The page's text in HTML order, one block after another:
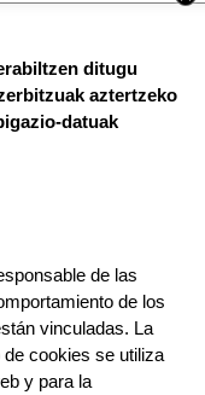
noticias.
ditugu
aztertzeko
datuak
de las
de los
vinculadas. La
cookies se utiliza
y para la